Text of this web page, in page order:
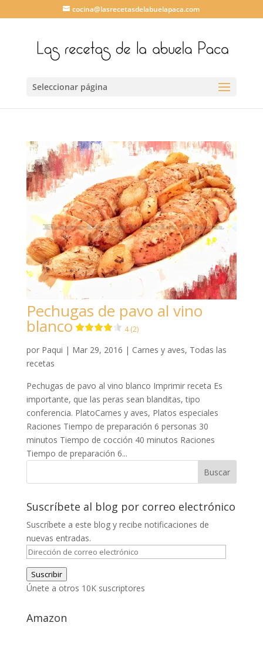
cocina@lasrecetasdelabuelapaca.com
Seleccionar página
Pechugas de pavo al vino
blanco 4 (2)
por Paqui | Mar 29, 2016 | Carnes y aves, Todas las
recetas
Pechugas de pavo al vino blanco Imprimir receta Es
importante, que las peras sean blanditas, tipo
conferencia. PlatoCarnes y aves, Platos especiales
Raciones Tiempo de preparación 6 personas 30
minutos Tiempo de cocción 40 minutos Raciones
Tiempo de preparación 6...
Suscríbete al blog por correo electrónico
Suscríbete a este blog y recibe notificaciones de
nuevas entradas.
Dirección
de
correo
electrónico
Suscribir
Únete a otros 10K suscriptores
Amazon